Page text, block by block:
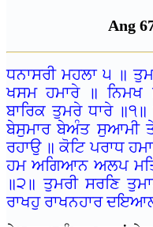
Ang
ਧਨਾਸਰੀ ਮਹਲਾ ੫ ॥
ਖਸਮ ਹਮਾਰੇ ॥ ਨਿਮਖ
ਬਾਰਿਕ ਤੁਮਰੇ ਧਾਰੇ
ਬੇਸੁਮਾਰ ਬੇਅੰਤ ਸੁਆਮੀ
ਰਹਾਉ ॥ ਕੋਟਿ ਪਰਾਧ
ਹਮ ਅਗਿਆਨ ਅਲਪ
॥੨॥ ਤੁਮਰੀ ਸਰਣਿ
ਰਾਖਹੁ ਰਾਖਨਹਾਰ